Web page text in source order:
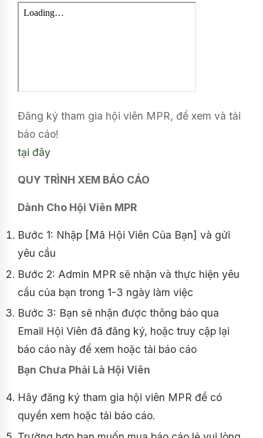
Đăng ký tham gia hội viên MPR, để xem và tải
báo cáo!
tại đây
QUY TRÌNH XEM BÁO CÁO
Dành Cho Hội Viên MPR
Bước 1: Nhập [Mã Hội Viên Của Bạn] và gửi
yêu cầu
Bước 2: Admin MPR sẽ nhận và thực hiện yêu
cầu của bạn trong 1-3 ngày làm việc
Bước 3: Bạn sẽ nhận được thông báo qua
Email Hội Viên đã đăng ký, hoặc truy cập lại
báo cáo này để xem hoặc tải báo cáo
Bạn Chưa Phải Là Hội Viên
Hãy đăng ký tham gia hội viên MPR để có
quyền xem hoặc tải báo cáo.